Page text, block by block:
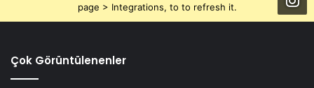
page > Integrations, to to refresh it.
Çok Görüntülenenler